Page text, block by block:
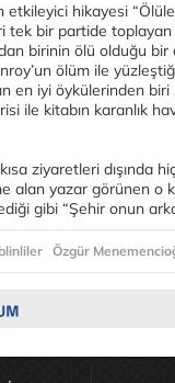
etkileyici hikayesi
bir partide toplayan
birinin ölü olduğu
ölüm ile
en iyi öykülerinden biri
ile kitabın karanlık
ziyaretleri dışında
alan yazar görünen
gibi “Şehir onun
Özgür